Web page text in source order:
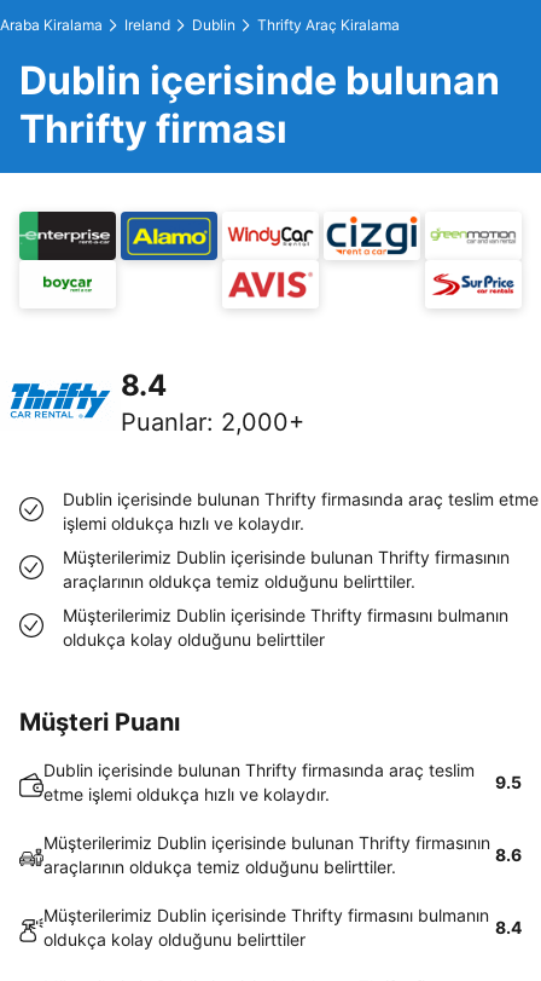
Araba Kiralama Ireland Dublin Thrifty Araç Kiralama
Dublin içerisinde bulunan
Thrifty firması
8.4
Puanlar: 2,000+
Dublin içerisinde bulunan Thrifty firmasında araç teslim etme
işlemi oldukça hızlı ve kolaydır.
Müşterilerimiz Dublin içerisinde bulunan Thrifty firmasının
araçlarının oldukça temiz olduğunu belirttiler.
Müşterilerimiz Dublin içerisinde Thrifty firmasını bulmanın
oldukça kolay olduğunu belirttiler
Müşteri Puanı
Dublin içerisinde bulunan Thrifty firmasında araç teslim
etme işlemi oldukça hızlı ve kolaydır.
9.5
Müşterilerimiz Dublin içerisinde bulunan Thrifty firmasının
araçlarının oldukça temiz olduğunu belirttiler.
8.6
Müşterilerimiz Dublin içerisinde Thrifty firmasını bulmanın
oldukça kolay olduğunu belirttiler
8.4